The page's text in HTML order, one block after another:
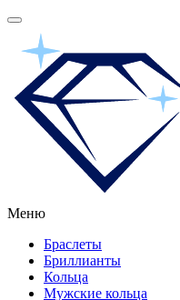
Меню
Браслеты
Бриллианты
Кольца
Мужские кольца